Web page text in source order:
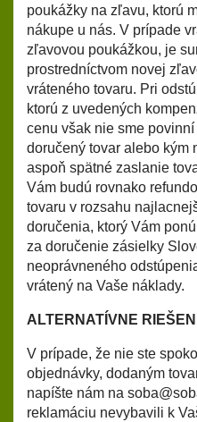
poukážky na zľavu, ktorú
nákupe u nás. V prípade
zľavovou poukážkou, je
prostredníctvom novej
vráteného tovaru. Pri
ktorú z uvedených
cenu však nie sme
doručený tovar alebo kým
aspoň spätné zaslanie
Vám budú rovnako
tovaru v rozsahu
doručenia, ktorý Vám
za doručenie zásielky
neoprávneného
vrátený na Vaše náklady.
ALTERNATÍVNE
V prípade, že nie ste
objednávky, dodaným
napíšte nám na
reklamáciu nevybavili k